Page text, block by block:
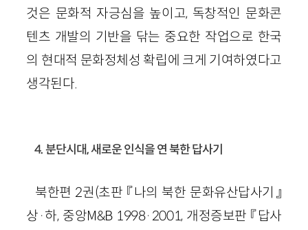
것은 문화적 자긍심을 높이고, 독창적인 문화콘
텐츠 개발의 기반을 닦는 중요한 작업으로 한국
의 현대적 문화정체성 확립에 크게 기여하였다고
생각된다.
4. 분단시대, 새로운 인식을 연 북한 답사기
북한편 2권(초판 『나의 북한 문화유산답사기』
상·하, 중앙M&B 1998·2001, 개정증보판 『답사